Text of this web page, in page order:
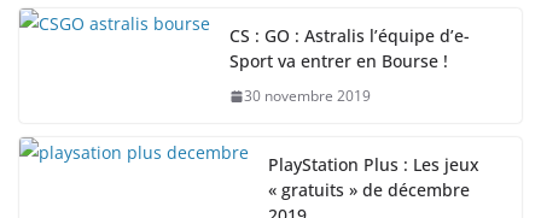
CS : GO : Astralis l’équipe d’e-
Sport va entrer en Bourse !
30 novembre 2019
PlayStation Plus : Les jeux
« gratuits » de décembre